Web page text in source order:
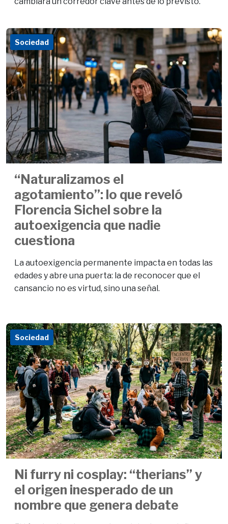
Sociedad
“Naturalizamos el
agotamiento”: lo que reveló
Florencia Sichel sobre la
autoexigencia que nadie
cuestiona
La autoexigencia permanente impacta en todas las
edades y abre una puerta: la de reconocer que el
cansancio no es virtud, sino una señal.
Sociedad
Ni furry ni cosplay: “therians” y
el origen inesperado de un
nombre que genera debate